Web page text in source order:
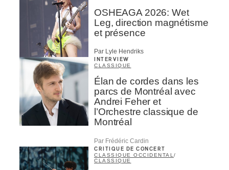
OSHEAGA 2026: Wet
Leg, direction magnétisme
et présence
Par Lyle Hendriks
INTERVIEW
CLASSIQUE
Élan de cordes dans les
parcs de Montréal avec
Andrei Feher et
l’Orchestre classique de
Montréal
Par Frédéric Cardin
CRITIQUE DE CONCERT
CLASSIQUE OCCIDENTAL /
CLASSIQUE